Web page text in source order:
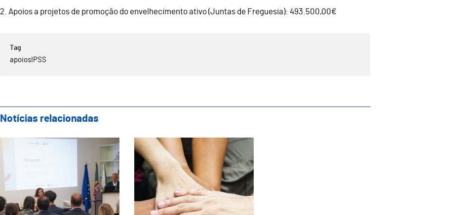
2. Apoios a projetos de promoção do envelhecimento ativo (Juntas de Freguesia): 493.500,00€
apoios IPSS
Notícias relacionadas
Crescer Seguro vai permitir que as creches do concelho de Guimarães tenham uma
Câmara Municipal de Guimarães atribui cerca de 2 milhões